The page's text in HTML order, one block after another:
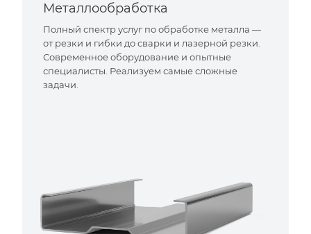
Металлообработка
Полный спектр услуг по обработке металла —
от резки и гибки до сварки и лазерной резки.
Современное оборудование и опытные
специалисты. Реализуем самые сложные
задачи.